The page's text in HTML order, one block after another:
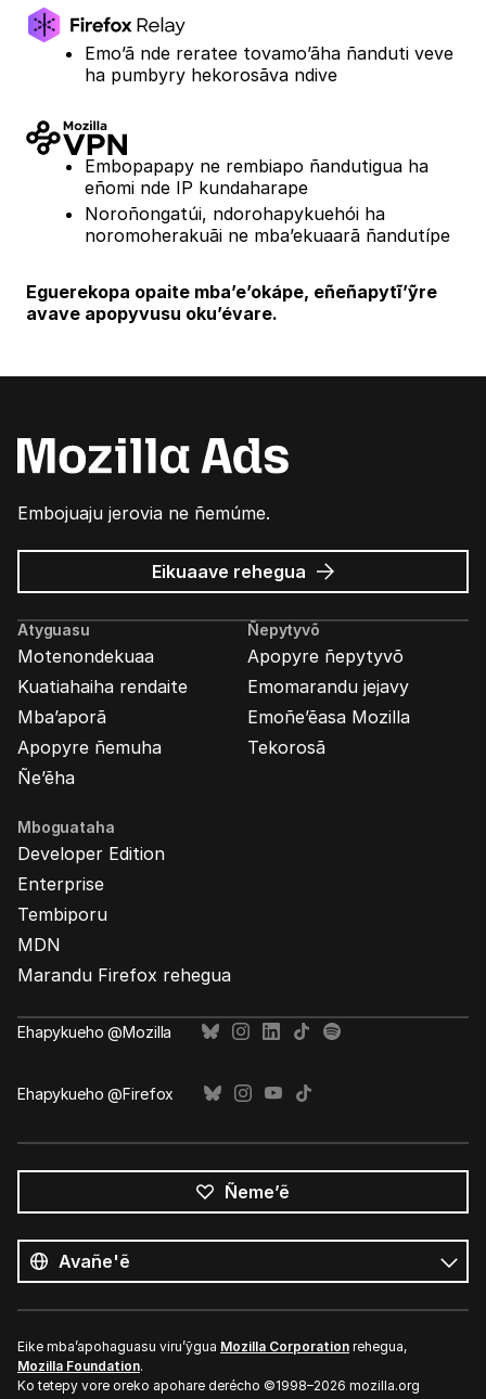
Emo’ã nde reratee tovamo’ãha ñanduti veve
ha pumbyry hekorosãva ndive
Embopapapy ne rembiapo ñandutigua ha
eñomi nde IP kundaharape
Noroñongatúi, ndorohapykuehói ha
noromoherakuãi ne mba’ekuaarã ñandutípe
Eguerekopa opaite mba’e’okápe, eñeñapytĩ’ỹre
avave apopyvusu oku’évare.
Embojuaju jerovia ne ñemúme.
Eikuaave Mozilla
marandu’i
rehegua
Atyguasu
Motenondekuaa
Kuatiahaiha rendaite
Mba’aporã
Apopyre ñemuha
Ñe’ẽha
Ñepytyvõ
Apopyre ñepytyvõ
Emomarandu jejavy
Emoñe’ẽasa Mozilla
Tekorosã
Mboguataha
Developer Edition
Enterprise
Tembiporu
MDN
Marandu Firefox rehegua
Ehapykueho @Mozilla
Ehapykueho @Firefox
Ñeme’ẽ
ñe’ẽ
Ñe’ẽ
Eike mba’apohaguasu viru’ỹgua Mozilla Corporation rehegua,
Mozilla Foundation.
Ko tetepy vore oreko apohare derécho ©1998–2026 mozilla.org